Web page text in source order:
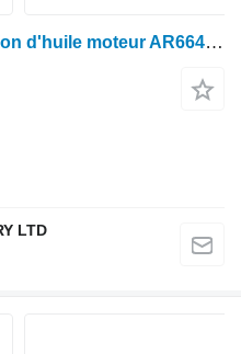
John Deere Tuyau d'aspiration d'huile moteur AR664 pour les modèles 6600, 6506, 6800, 6900, 7500 et 7600 AR66402 pour tracteur à roues 6600
LTD